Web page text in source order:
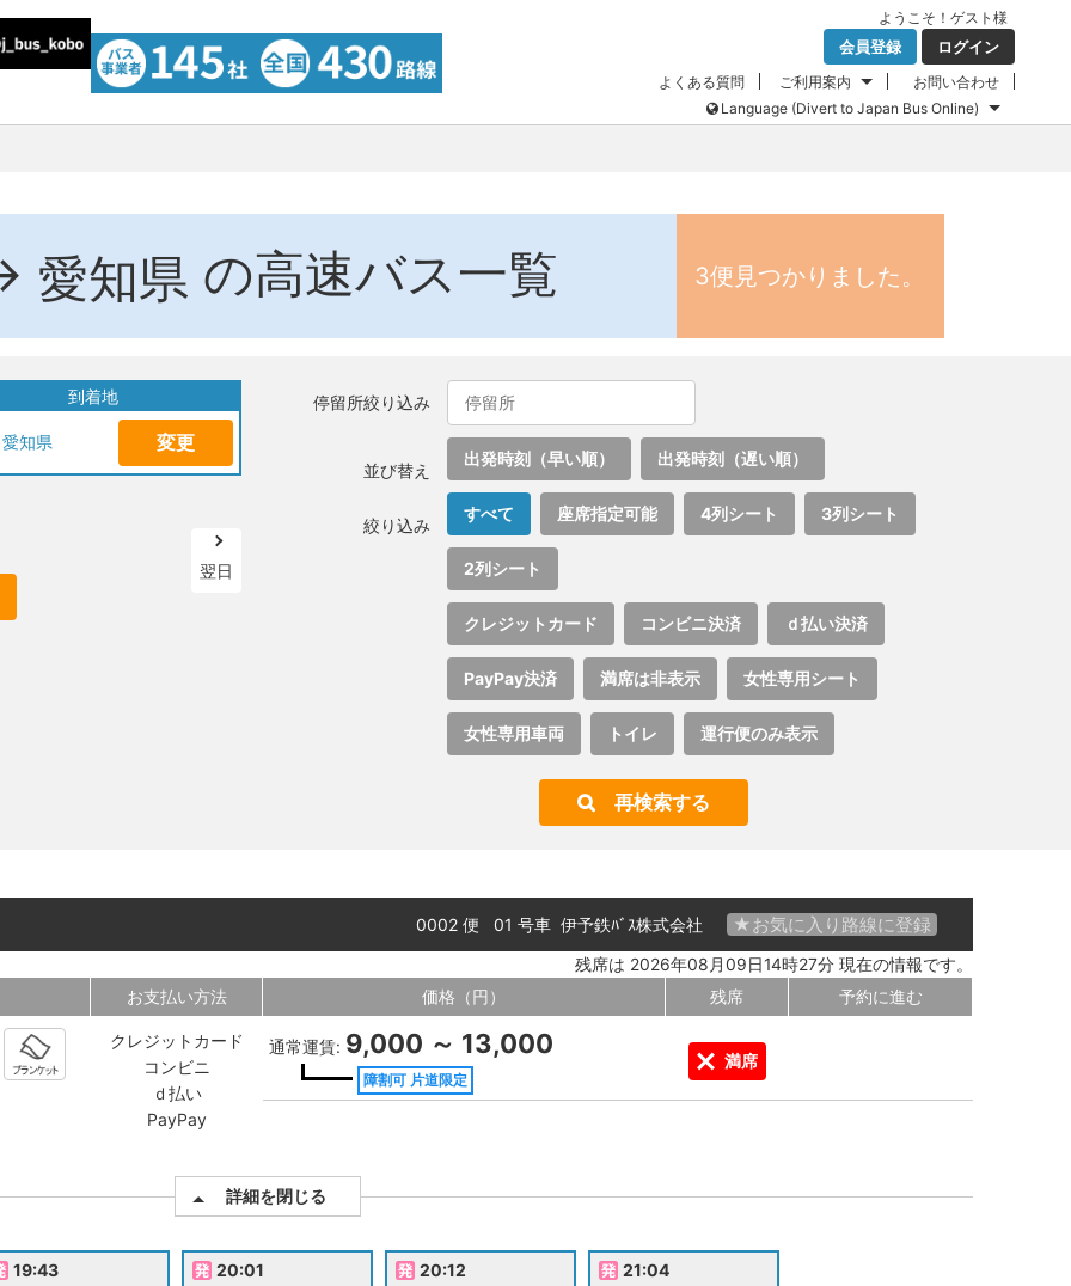
ようこそ！ ゲスト 様
会員登録 ログイン
よくある質問 ご利用案内
お問い合わせ
Language (Divert to Japan Bus Online)
愛知県 の高速バス一覧 3便見つかりました。
到着地
愛知県 変更
翌日
停留所絞り込み
並び替え
出発時刻（早い順） 出発時刻（遅い順）
絞り込み
すべて 座席指定可能 4列シート 3列シート
2列シート
クレジットカード コンビニ決済 ｄ払い決済
PayPay決済 満席は非表示 女性専用シート
女性専用車両 トイレ 運行便のみ表示
再検索する
★お気に入り路線に登録
0002 便 01 号車 伊予鉄ﾊﾞｽ株式会社
残席は 2026年08月09日14時27分 現在の情報です。
お支払い方法
クレジットカード
コンビニ
ｄ払い
PayPay
価格（円） 残席 予約に進む
通常運賃: 9,000 ～ 13,000
障割可 片道限定
満席
詳細を閉じる
19:43 20:01 20:12 21:04